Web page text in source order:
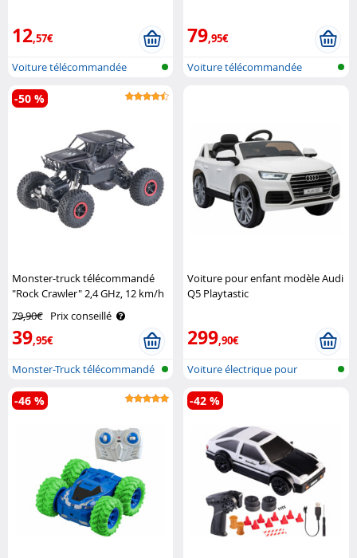
12,57€
Voiture télécommandée
79,95€
Voiture télécommandée
Monster-truck télécommandé
"Rock Crawler" 2,4 GHz, 12 km/h
79,90€ Prix conseillé
39,95€
-50 %
Monster-Truck télécommandé
Voiture pour enfant modèle Audi
Q5 Playtastic
299,90€
Voiture électrique pour
enfants ave..
-46 % -42 %